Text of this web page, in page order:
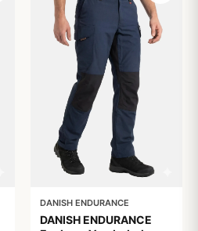
DANISH ENDURANCE
DANISH ENDURANCE